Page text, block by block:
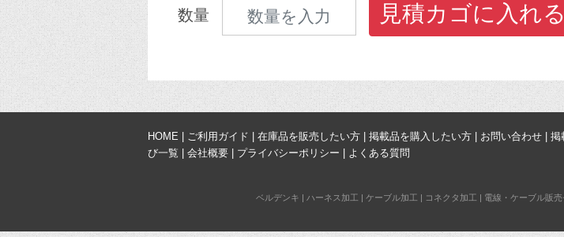
数量 見積カゴに入れる
HOME ご利用ガイド 在庫品を販売したい方 掲載品を購入したい方 お問い合わせ
掲
び一覧
会社概要 プライバシーポリシー よくある質問
ベルデンキ | ハーネス加工 | ケーブル加工 | コネクタ加工 | 電線・ケーブル販